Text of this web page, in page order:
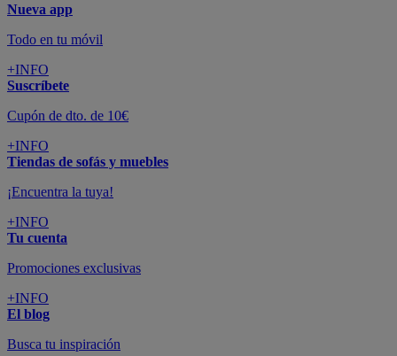
Nueva app
Todo en tu móvil
+INFO
Suscríbete
Cupón de dto. de 10€
+INFO
Tiendas de sofás y muebles
¡Encuentra la tuya!
+INFO
Tu cuenta
Promociones exclusivas
+INFO
El blog
Busca tu inspiración